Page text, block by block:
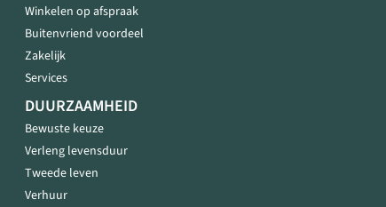
Winkelen op afspraak
Buitenvriend voordeel
Zakelijk
Services
DUURZAAMHEID
Bewuste keuze
Verleng levensduur
Tweede leven
Verhuur